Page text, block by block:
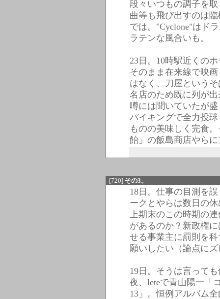
段々いつもの調子を
曲等も飛び出すのは
では。"Cyclone"はド
ラテンな風合いも。
23日。10時駅近くの
そのまま在来線で映
はなく、刀屋という
名店のため既に列が
噂には聞いていたが
バイキングで全力投
ものの美味しく完食
飴」の飯島商店やら
[720] その3。
18日。仕事の目測を
ークとやらは数日の
上期末のこの時期の
があるのか？新政権
せる事業主に罰則を
願いしたい（論点に
19日。そうは言って
夜、leteで青山陽一「
13」。恒例アルバム